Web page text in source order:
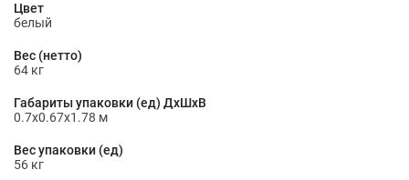
Цвет
белый
Вес (нетто)
64 кг
Габариты упаковки (ед) ДхШхВ
0.7x0.67x1.78 м
Вес упаковки (ед)
56 кг